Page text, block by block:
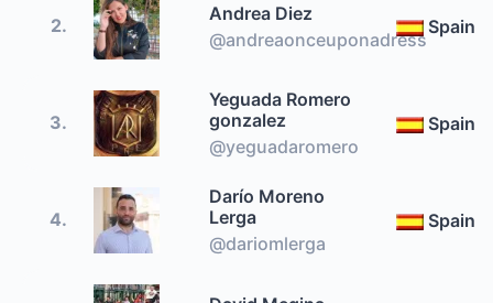
2.
Andrea Diez
@andreaonceuponadress
Spain
3.
Yeguada Romero
gonzalez
@yeguadaromero
Spain
4.
Darío Moreno
Lerga
@dariomlerga
Spain